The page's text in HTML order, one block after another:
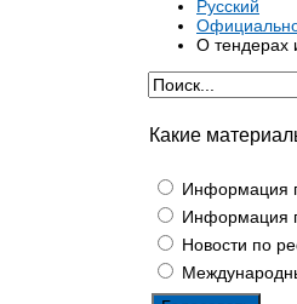
Русский
О тендерах
Какие
Информация
Информация
Новости по